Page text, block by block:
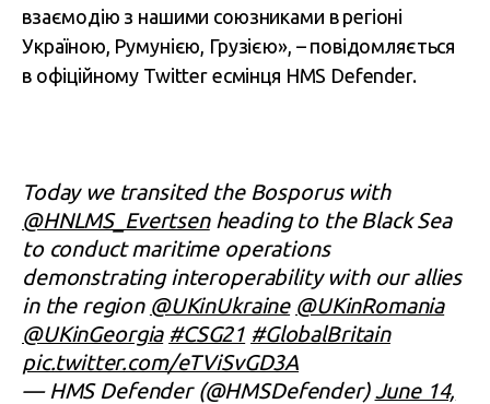
взаємодію з нашими союзниками в регіоні
Україною, Румунією, Грузією», – повідомляється
в офіційному Twitter есмінця HMS Defender.
Today we transited the Bosporus with
@HNLMS_Evertsenheading to the Black Sea
to conduct maritime operations
demonstrating interoperability with our allies
in the region @UKinUkraine @UKinRomania
@UKinGeorgia #CSG21 #GlobalBritain
pic.twitter.com/eTViSvGD3A
— HMS Defender (@HMSDefender)June 14,